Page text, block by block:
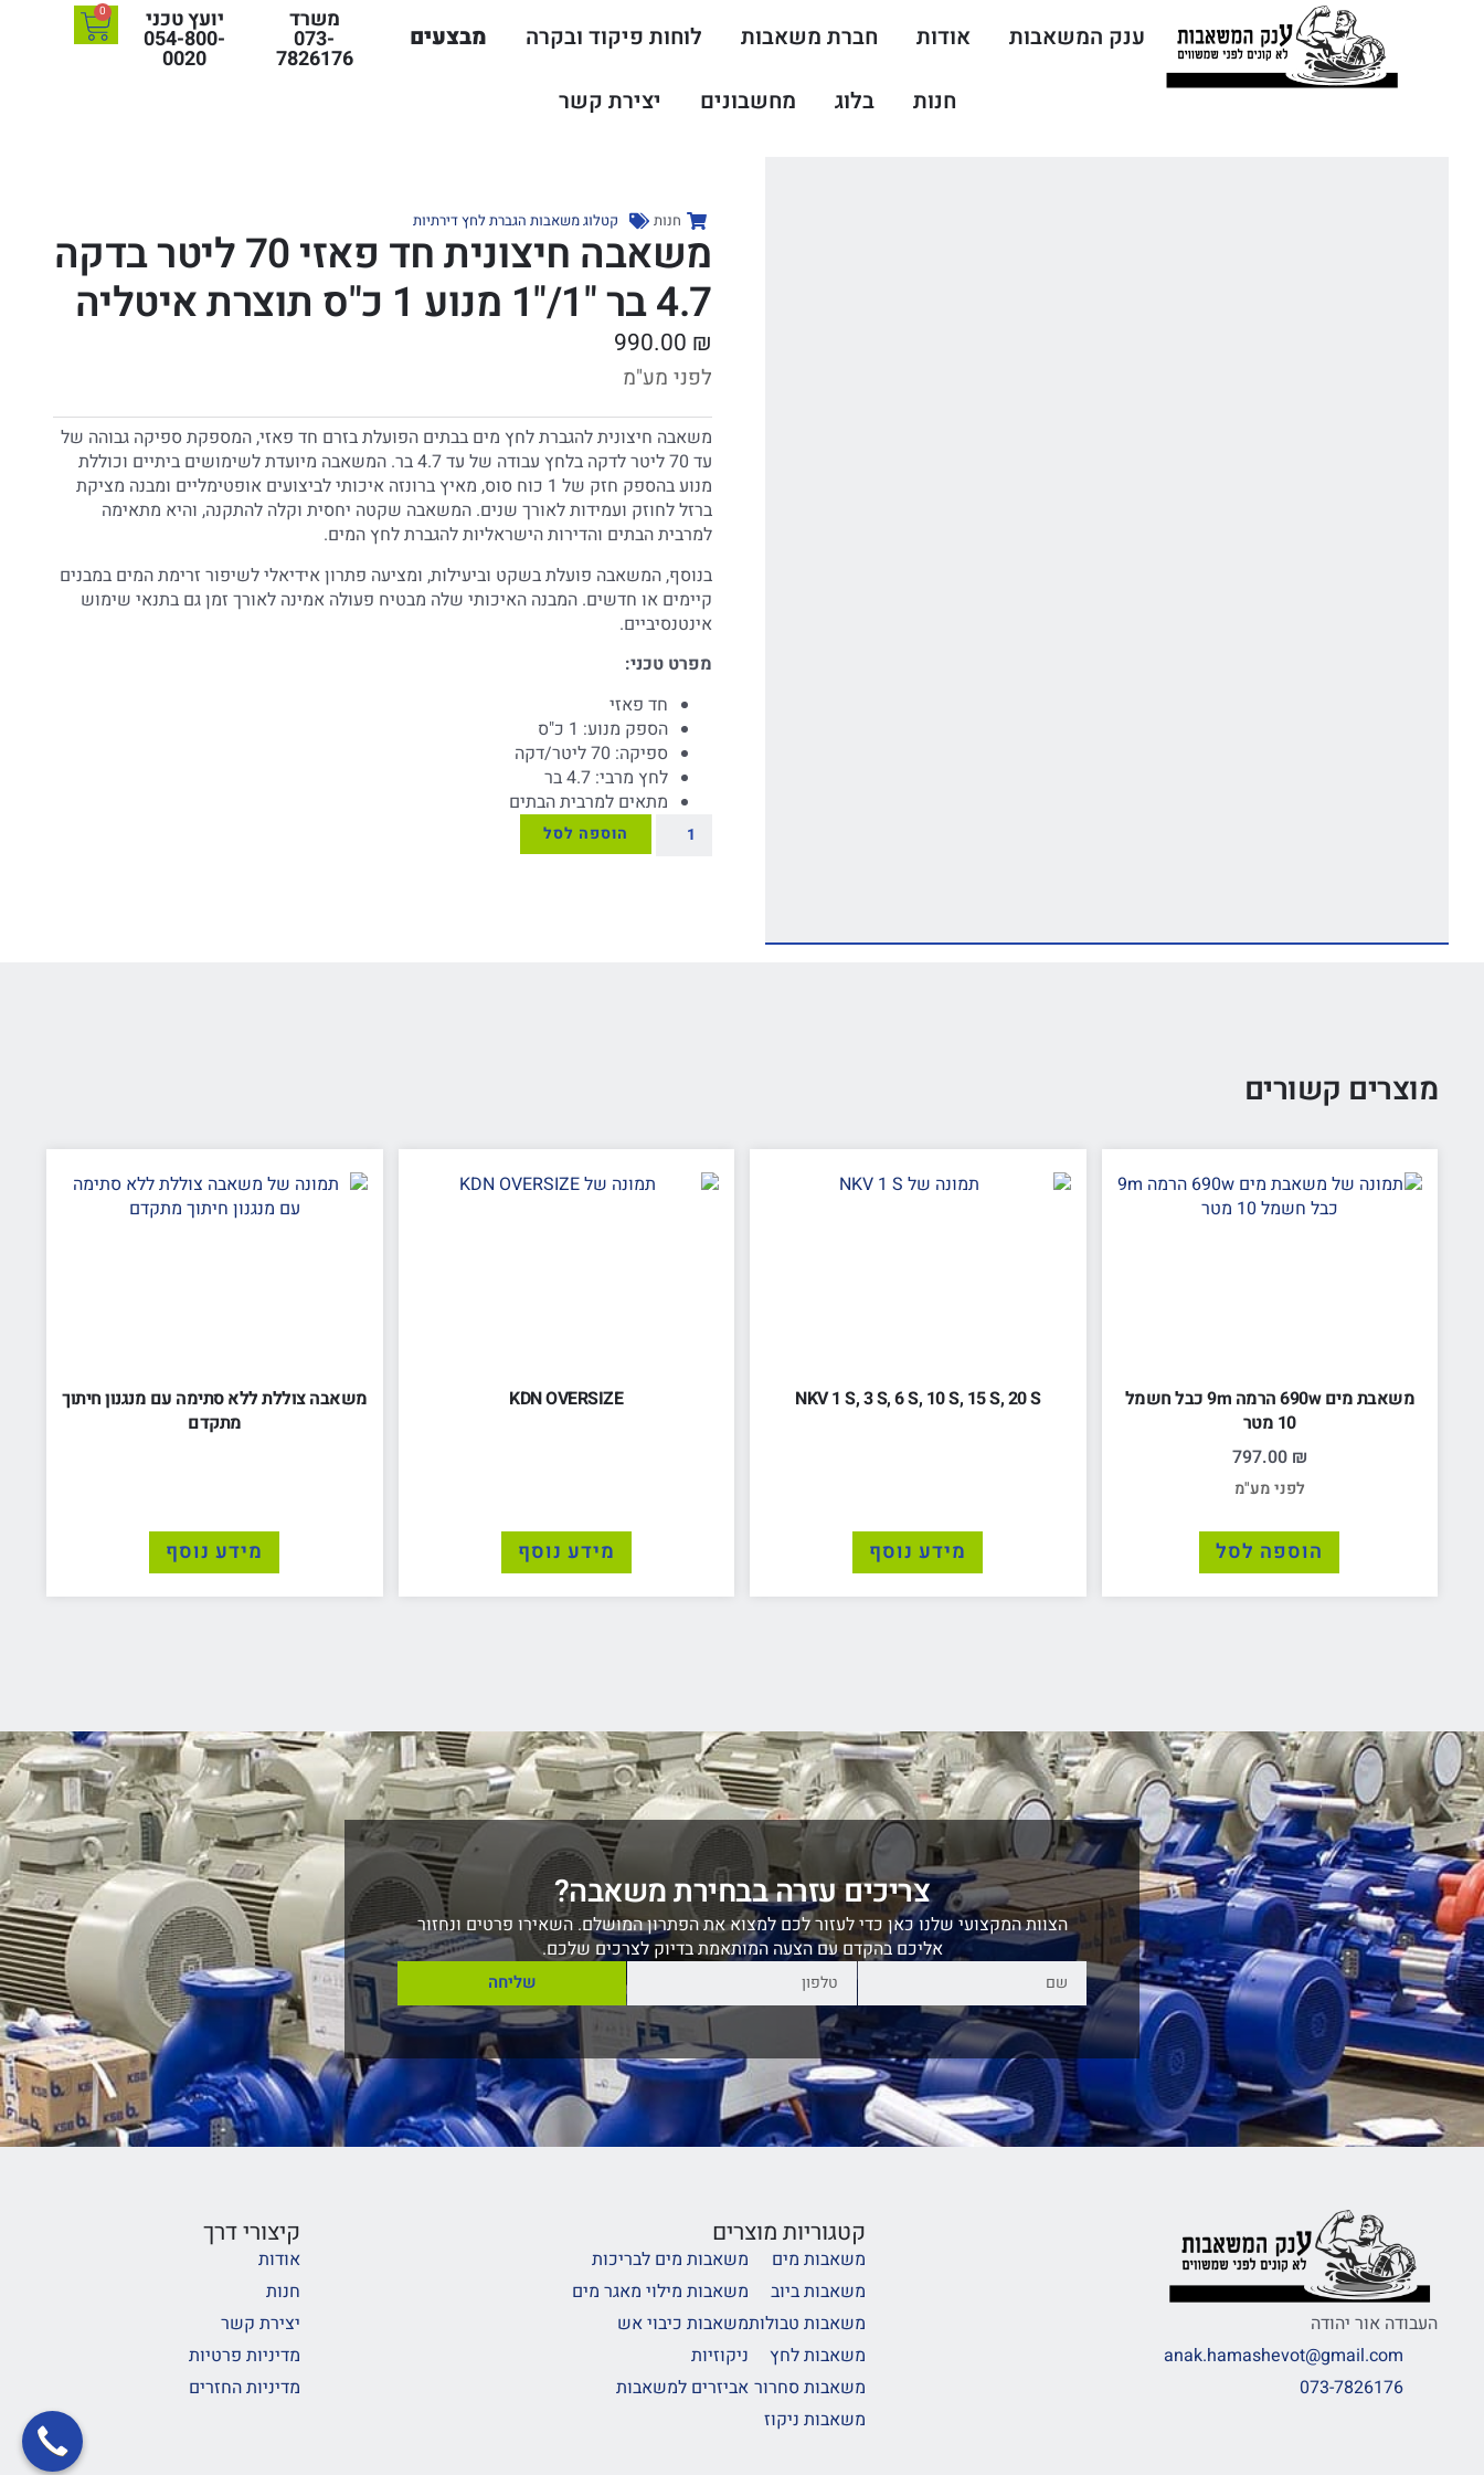
ענק המשאבות אודות חברת משאבות לוחות פיקוד ובקרה
מבצעים
חנות
בלוג מחשבונים יצירת קשר
משרד
073-
7826176
יועץ טכני
054-800-
0020
0
חנות קטלוג משאבות הגברת לחץ דירתיות
משאבה חיצונית חד פאזי 70 ליטר בדקה
4.7 בר "1/"1 מנוע 1 כ"ס תוצרת איטליה
990.00 ₪
לפני מע"מ
משאבה חיצונית להגברת לחץ מים בבתים הפועלת בזרם חד פאזי, המספקת ספיקה גבוהה של
עד 70 ליטר לדקה בלחץ עבודה של עד 4.7 בר. המשאבה מיועדת לשימושים ביתיים וכוללת
מנוע בהספק חזק של 1 כוח סוס, מאיץ ברונזה איכותי לביצועים אופטימליים ומבנה מציקת
ברזל לחוזק ועמידות לאורך שנים. המשאבה שקטה יחסית וקלה להתקנה, והיא מתאימה
למרבית הבתים והדירות הישראליות להגברת לחץ המים.
בנוסף, המשאבה פועלת בשקט וביעילות, ומציעה פתרון אידיאלי לשיפור זרימת המים במבנים
קיימים או חדשים. המבנה האיכותי שלה מבטיח פעולה אמינה לאורך זמן גם בתנאי שימוש
אינטנסיביים.
מפרט טכני:
חד פאזי
הספק מנוע: 1 כ"ס
ספיקה: 70 ליטר/דקה
לחץ מרבי: 4.7 בר
מתאים למרבית הבתים
הוספה לסל
מוצרים קשורים
משאבת מים 690w הרמה 9m כבל חשמל
10 מטר
797.00 ₪
לפני מע"מ
הוספה לסל
NKV 1 S, 3 S, 6 S, 10 S, 15 S, 20 S
מידע נוסף
KDN OVERSIZE
מידע נוסף
משאבה צוללת ללא סתימה עם מנגנון חיתוך
מתקדם
מידע נוסף
צריכים עזרה בבחירת משאבה?
הצוות המקצועי שלנו כאן כדי לעזור לכם למצוא את הפתרון המושלם. השאירו פרטים ונחזור
אליכם בהקדם עם הצעה המותאמת בדיוק לצרכים שלכם.
שליחה
העבודה אור יהודה
anak.hamashevot@gmail.com
073-7826176
קטגוריות מוצרים
משאבות מים
משאבות ביוב
משאבות טבולות
משאבות לחץ
משאבות סחרור
משאבות ניקוז
משאבות מים לבריכות
משאבות מילוי מאגר מים
משאבות כיבוי אש
ניקוזיות
אביזרים למשאבות
קיצורי דרך
אודות
חנות
יצירת קשר
מדיניות פרטיות
מדיניות החזרים